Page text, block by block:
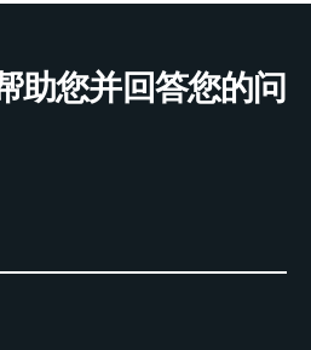
助您并回答您的问